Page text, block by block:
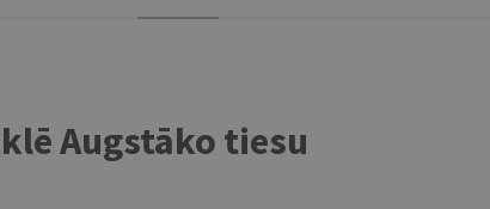
Augstāko tiesu